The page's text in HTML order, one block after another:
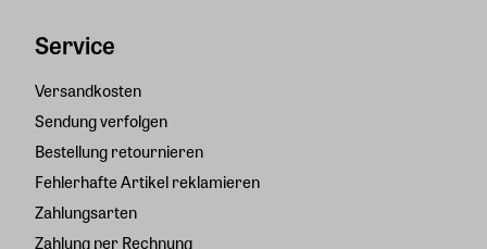
Service
Versandkosten
Sendung verfolgen
Bestellung retournieren
Fehlerhafte Artikel reklamieren
Zahlungsarten
Zahlung per Rechnung